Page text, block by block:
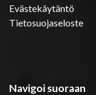
Evästekäytäntö
Tietosuojaseloste
Navigoi suoraan